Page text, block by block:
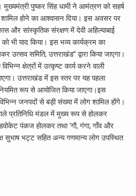
मुख्यमंत्री पुष्कर सिंह धामी ने आमंत्रण को सहर्ष
होने का आश्वासन दिया। इस अवसर पर
और सांस्कृतिक संरक्षण में देवी अहिल्याबाई
भी याद किया। इस भव्य कार्यक्रम का
उत्सव समिति, उत्तराखंड” द्वारा किया जाएगा।
क्षेत्रों में उत्कृष्ट कार्य करने वाली
उत्तराखंड में इस स्तर पर यह पहला
रूप से आयोजित किया जाएगा।इस
जनपदों से बड़ी संख्या में लोग शामिल होंगे।
प्रतिनिधि मंडल में मुख्य रूप से होलकर
पंकज होलकर तथा ‘गौ, गंगा, गाँव और
सुभाष भट्ट सहित अन्य गणमान्य लोग उपस्थित